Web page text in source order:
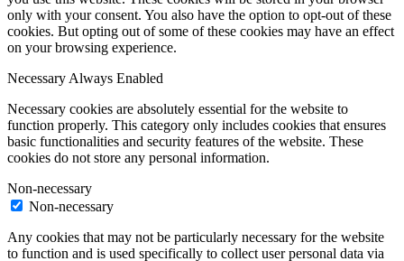
only with your consent. You also have the option to opt-out of these
cookies. But opting out of some of these cookies may have an effect
on your browsing experience.
Necessary Always Enabled
Necessary cookies are absolutely essential for the website to
function properly. This category only includes cookies that ensures
basic functionalities and security features of the website. These
cookies do not store any personal information.
Non-necessary
Non-necessary
Any cookies that may not be particularly necessary for the website
to function and is used specifically to collect user personal data via